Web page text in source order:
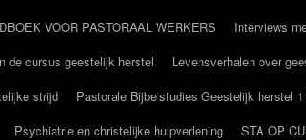
VOOR PASTORAAL WERKERS Interviews
de cursus geestelijk herstel Levensverhalen over
strijd
Pastorale Bijbelstudies Geestelijk herstel
Psychiatrie en christelijke hulpverlening
STA OP